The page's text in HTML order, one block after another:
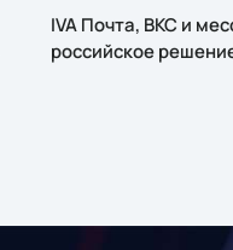
IVA Почта, ВКС и
российское